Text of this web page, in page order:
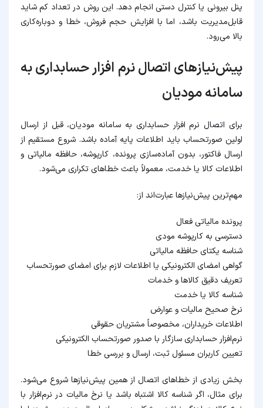
پنل بیرونی یا کنترل دستی انجام دهد. این روش در تعداد کم شاید
قابل‌مدیریت باشد، اما با افزایش حجم فروش، خطا و دوباره‌کاری
بالا می‌رود.
پیش‌نیازهای اتصال نرم افزار حسابداری به
سامانه مودیان
برای اتصال نرم افزار حسابداری به سامانه مودیان، قبل از ارسال
اولین صورتحساب باید اطلاعات پایه آماده باشد. شروع مستقیم از
ارسال فاکتور، بدون آماده‌سازی پرونده، کارپوشه، حافظه مالیاتی و
اطلاعات کالا یا خدمت، معمولاً باعث خطاهای تکراری می‌شود.
مهم‌ترین پیش‌نیازها عبارت‌اند از:
پرونده مالیاتی فعال
دسترسی به کارپوشه مودی
شناسه یکتای حافظه مالیاتی
گواهی امضای الکترونیکی یا اطلاعات لازم برای امضای صورتحساب
تعریف دقیق کالاها و خدمات
شناسه کالا یا خدمت
نرخ صحیح مالیات و عوارض
اطلاعات خریداران، مخصوصاً مشتریان حقوقی
نرم‌افزار حسابداری سازگار با صدور صورتحساب الکترونیکی
تعیین کاربران مسئول ثبت، ارسال و بررسی خطا
بخش زیادی از خطاهای اتصال از همین پیش‌نیازها شروع می‌شود.
برای مثال، اگر شناسه کالا اشتباه باشد یا نرخ مالیات در نرم‌افزار با